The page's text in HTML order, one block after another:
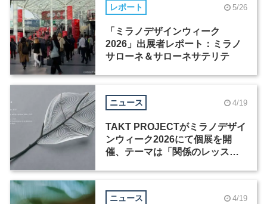
レポート 5/26
「ミラノデザインウィーク
2026」出展者レポート：ミラノ
サローネ＆サローネサテリテ
ニュース 4/19
TAKT PROJECTがミラノデザイ
ンウィーク2026にて個展を開
催、テーマは「関係のレッス
ニュース 4/19